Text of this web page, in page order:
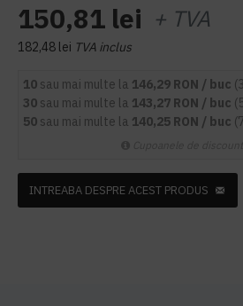
150,81 lei + TVA
182,48 lei TVA inclus
10 sau mai multe la 146,29 RON / buc
30 sau mai multe la 143,27 RON / buc
50 sau mai multe la 140,25 RON / buc
INTREABA DESPRE ACEST PRODUS